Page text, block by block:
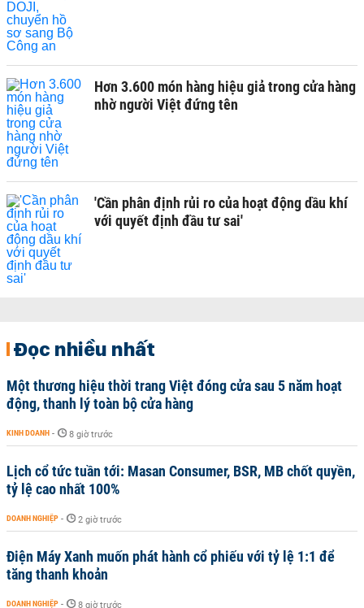
Hơn 3.600 món hàng hiệu giả trong cửa hàng
nhờ người Việt đứng tên
'Cần phân định rủi ro của hoạt động dầu khí
với quyết định đầu tư sai'
Đọc nhiều nhất
Một thương hiệu thời trang Việt đóng cửa sau 5 năm hoạt
động, thanh lý toàn bộ cửa hàng
KINH DOANH - 8 giờ trước
Lịch cổ tức tuần tới: Masan Consumer, BSR, MB chốt quyền,
tỷ lệ cao nhất 100%
DOANH NGHIỆP - 2 giờ trước
Điện Máy Xanh muốn phát hành cổ phiếu với tỷ lệ 1:1 để
tăng thanh khoản
DOANH NGHIỆP - 8 giờ trước